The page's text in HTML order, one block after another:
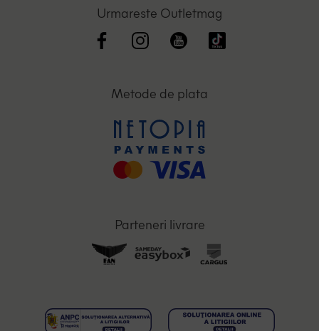
Urmareste Outletmag
Metode de plata
Parteneri livrare